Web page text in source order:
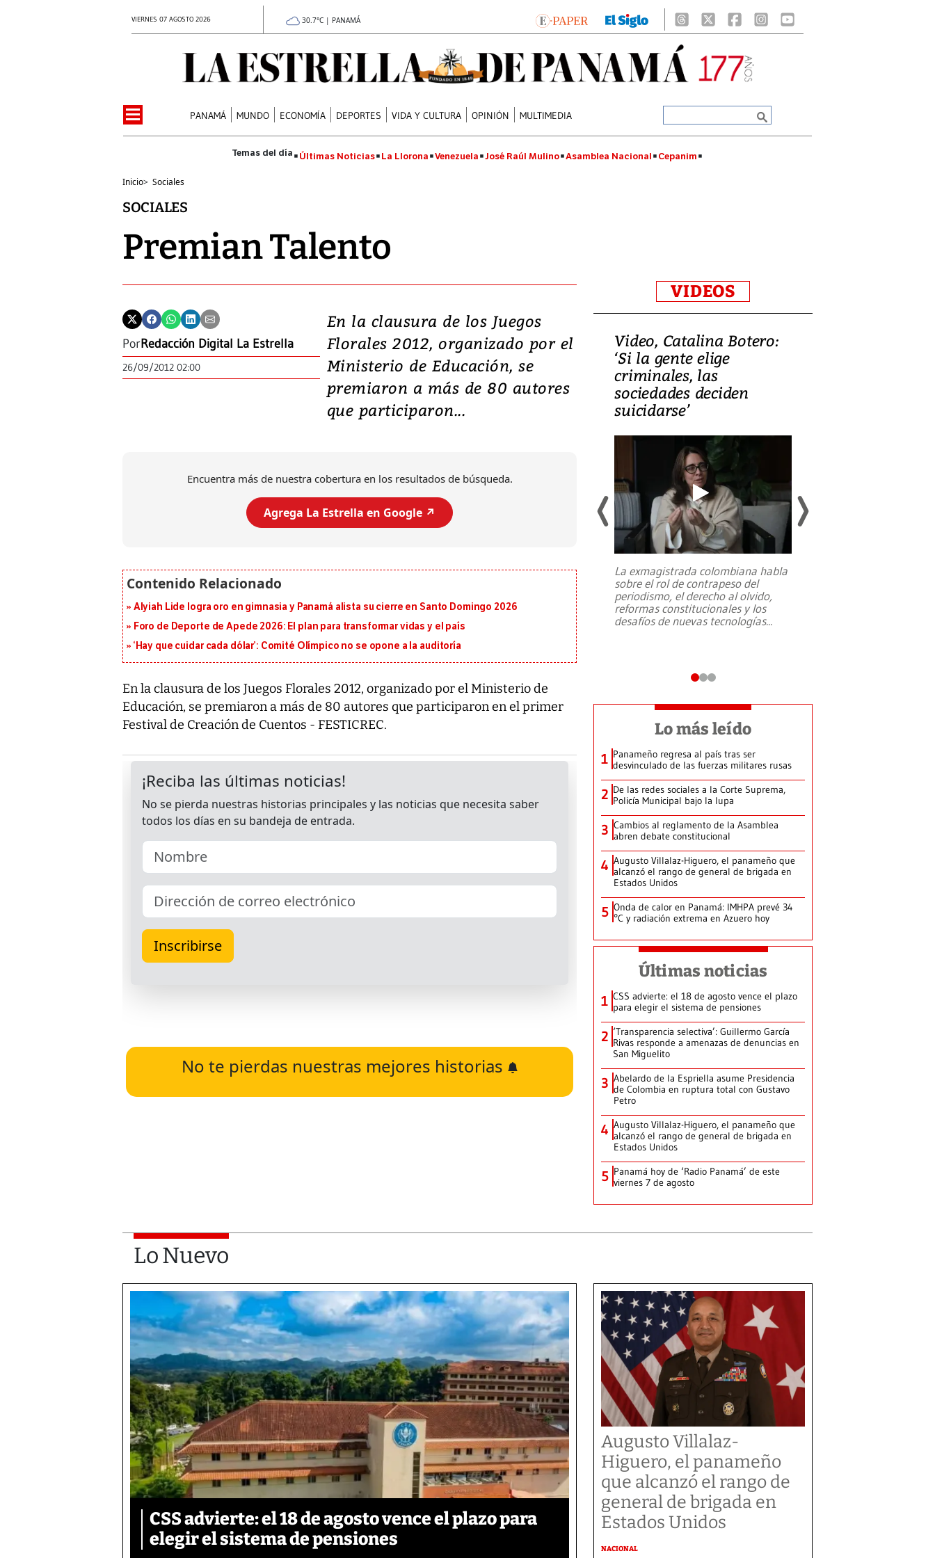
VIERNES 07 AGOSTO 2026 30.7°C | PANAMÁ
PANAMÁ MUNDO ECONOMÍA DEPORTES VIDA Y CULTURA OPINIÓN MULTIMEDIA
Últimas Noticias La Llorona Venezuela José Raúl Mulino Asamblea Nacional Cepanim
Inicio> Sociales
SOCIALES
Premian Talento
PorRedacción Digital La Estrella
26/09/2012 02:00
En la clausura de los Juegos
Florales 2012, organizado por el
Ministerio de Educación, se
premiaron a más de 80 autores
que participaron...
Encuentra más de nuestra cobertura en los resultados de búsqueda.
Agrega La Estrella en Google ↗️
Alyiah Lide logra oro en gimnasia y Panamá alista su cierre en Santo Domingo 2026
Foro de Deporte de Apede 2026: El plan para transformar vidas y el país
‘Hay que cuidar cada dólar’: Comité Olímpico no se opone a la auditoría
En la clausura de los Juegos Florales 2012, organizado por el Ministerio de
Educación, se premiaron a más de 80 autores que participaron en el primer
Festival de Creación de Cuentos - FESTICREC.
No te pierdas nuestras mejores historias
VIDEOS
Video, Japón: Terremoto
deja heridos y graves
daños en Kumamoto
al sur de Japón, provocando una
Video, Catalina Botero:
‘Si la gente elige
criminales, las
sociedades deciden
suicidarse’
La exmagistrada colombiana habla
sobre el rol de contrapeso del
periodismo, el derecho al olvido,
reformas constitucionales y los
desafíos de nuevas tecnologías...
Lo más leído
1 Panameño regresa al país tras ser
desvinculado de las fuerzas militares rusas
2 De las redes sociales a la Corte Suprema,
Policía Municipal bajo la lupa
3 Cambios al reglamento de la Asamblea
abren debate constitucional
4 Augusto Villalaz-Higuero, el panameño que
alcanzó el rango de general de brigada en
Estados Unidos
5 Onda de calor en Panamá: IMHPA prevé 34
°C y radiación extrema en Azuero hoy
Últimas noticias
1 CSS advierte: el 18 de agosto vence el plazo
para elegir el sistema de pensiones
2 ‘Transparencia selectiva’: Guillermo García
Rivas responde a amenazas de denuncias en
San Miguelito
3 Abelardo de la Espriella asume Presidencia
de Colombia en ruptura total con Gustavo
Petro
4 Augusto Villalaz-Higuero, el panameño que
alcanzó el rango de general de brigada en
Estados Unidos
5 Panamá hoy de ‘Radio Panamá’ de este
viernes 7 de agosto
Lo Nuevo
CSS advierte: el 18 de agosto vence el plazo para
elegir el sistema de pensiones
Augusto Villalaz-
Higuero, el panameño
que alcanzó el rango de
general de brigada en
Estados Unidos
NACIONAL